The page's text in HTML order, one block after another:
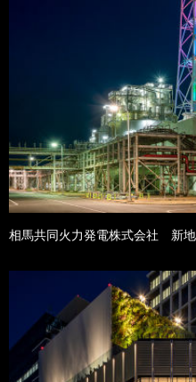
相馬共同火力発電株式会社 新